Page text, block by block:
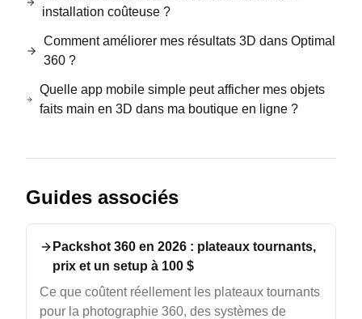
installation coûteuse ?
Comment améliorer mes résultats 3D dans Optimal
360 ?
Quelle app mobile simple peut afficher mes objets
faits main en 3D dans ma boutique en ligne ?
Guides associés
Packshot 360 en 2026 : plateaux tournants,
prix et un setup à 100 $
Ce que coûtent réellement les plateaux tournants
pour la photographie 360, des systèmes de